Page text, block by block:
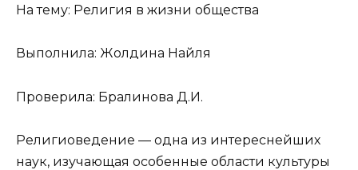
На тему: Религия в жизни общества
Выполнила: Жолдина Найля
Проверила: Бралинова Д.И.
Религиоведение — одна из интереснейших
наук, изучающая особенные области культуры